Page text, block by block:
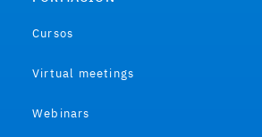
Cursos
Virtual meetings
Webinars